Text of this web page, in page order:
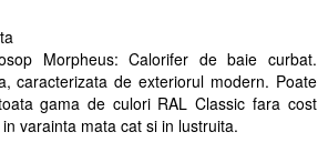
Morpheus: Calorifer de baie curbat.
caracterizata de exteriorul modern. Poate
gama de culori RAL Classic fara cost
varainta mata cat si in lustruita.